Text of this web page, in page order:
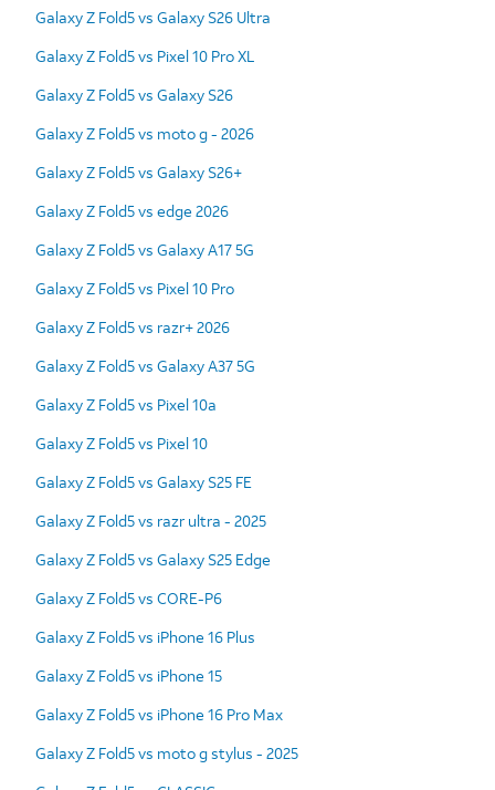
Galaxy Z Fold5 vs Galaxy S26 Ultra
Galaxy Z Fold5 vs Pixel 10 Pro XL
Galaxy Z Fold5 vs Galaxy S26
Galaxy Z Fold5 vs moto g - 2026
Galaxy Z Fold5 vs Galaxy S26+
Galaxy Z Fold5 vs edge 2026
Galaxy Z Fold5 vs Galaxy A17 5G
Galaxy Z Fold5 vs Pixel 10 Pro
Galaxy Z Fold5 vs razr+ 2026
Galaxy Z Fold5 vs Galaxy A37 5G
Galaxy Z Fold5 vs Pixel 10a
Galaxy Z Fold5 vs Pixel 10
Galaxy Z Fold5 vs Galaxy S25 FE
Galaxy Z Fold5 vs razr ultra - 2025
Galaxy Z Fold5 vs Galaxy S25 Edge
Galaxy Z Fold5 vs CORE-P6
Galaxy Z Fold5 vs iPhone 16 Plus
Galaxy Z Fold5 vs iPhone 15
Galaxy Z Fold5 vs iPhone 16 Pro Max
Galaxy Z Fold5 vs moto g stylus - 2025